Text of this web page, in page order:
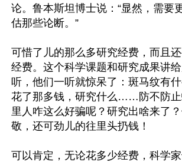
论。鲁本斯坦博士说：“显然，需要
估那些论断。”
可惜了儿的那么多研究经费，而且
经费。这个科学课题和研究成果讲
听，他们一听就惊呆了：斑马纹有
花了那多钱，研究什么……防不防
里人咋这么好骗呢？研究出啥来了
敬，还可劲儿的往里头扔钱！
可以肯定，无论花多少经费，科学